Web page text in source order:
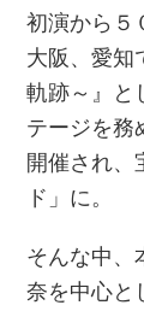
初演から５
大阪、愛知
軌跡～』と
テージを務
開催され、
ド」に。
そんな中、
奈を中心と